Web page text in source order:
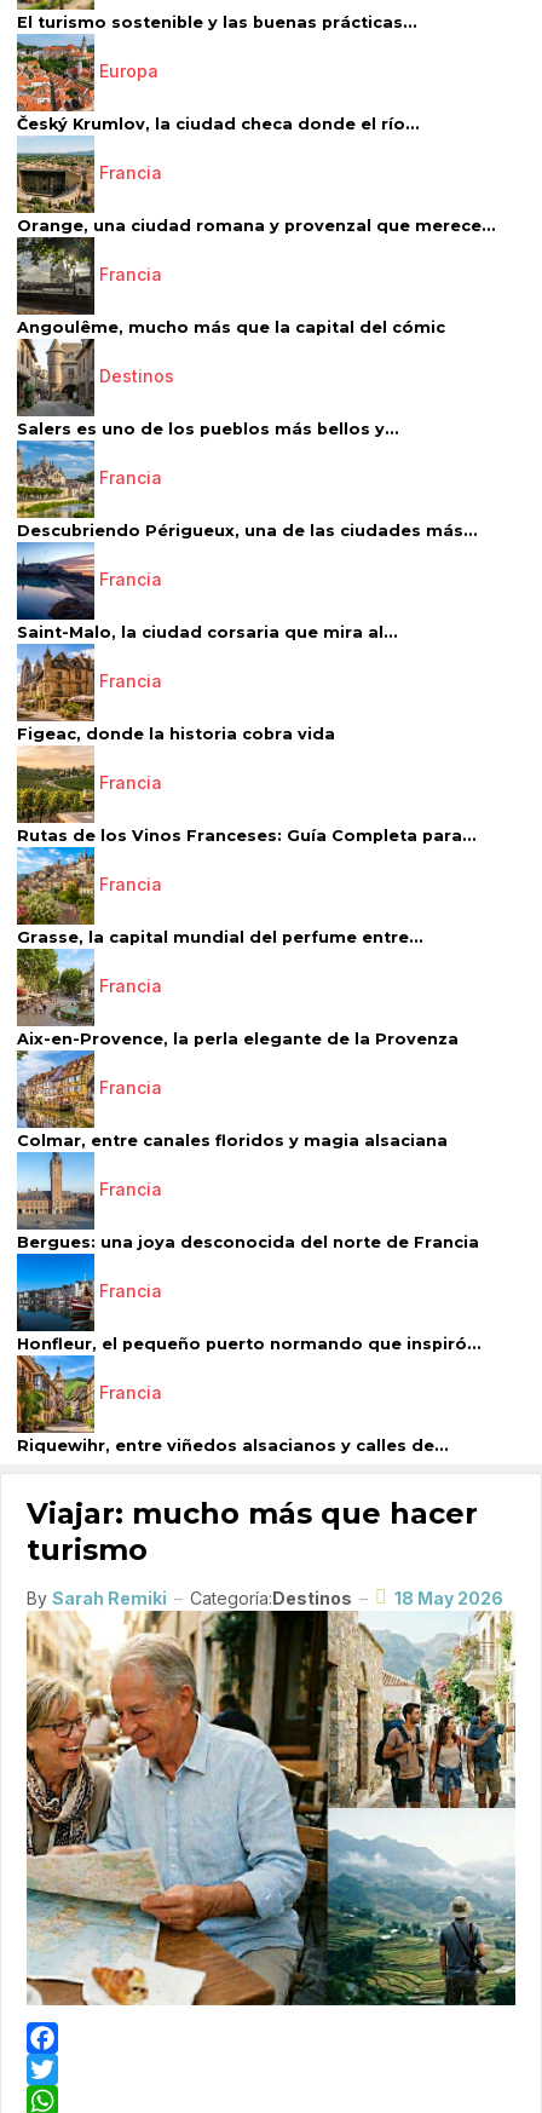
El turismo sostenible y las buenas prácticas...
Europa
Český Krumlov, la ciudad checa donde el río...
Francia
Orange, una ciudad romana y provenzal que merece...
Francia
Angoulême, mucho más que la capital del cómic
Destinos
Salers es uno de los pueblos más bellos y...
Francia
Descubriendo Périgueux, una de las ciudades más...
Francia
Saint-Malo, la ciudad corsaria que mira al...
Francia
Figeac, donde la historia cobra vida
Francia
Rutas de los Vinos Franceses: Guía Completa para...
Francia
Grasse, la capital mundial del perfume entre...
Francia
Aix-en-Provence, la perla elegante de la Provenza
Francia
Colmar, entre canales floridos y magia alsaciana
Francia
Bergues: una joya desconocida del norte de Francia
Francia
Honfleur, el pequeño puerto normando que inspiró...
Francia
Riquewihr, entre viñedos alsacianos y calles de...
Viajar: mucho más que hacer
turismo
By Sarah Remiki Categoría:Destinos 18 May 2026
Facebook
Twitter